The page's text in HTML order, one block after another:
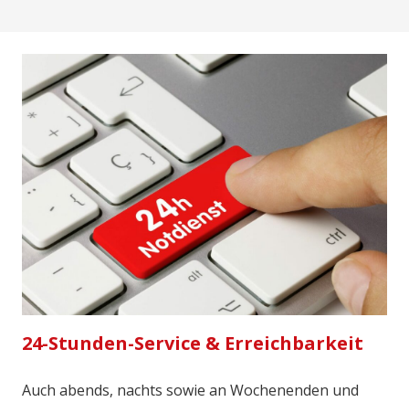
24-Stunden-Service & Erreichbarkeit
Auch abends, nachts sowie an Wochenenden und